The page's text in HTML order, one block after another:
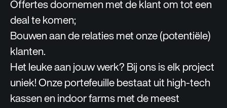
Offertes doornemen met de klant om tot een
deal te komen;
Bouwen aan de relaties met onze (potentiële)
klanten.
Het leuke aan jouw werk? Bij ons is elk project
uniek! Onze portefeuille bestaat uit high-tech
kassen en indoor farms met de meest